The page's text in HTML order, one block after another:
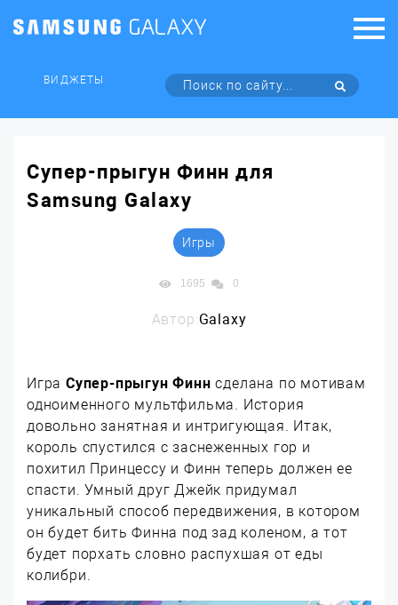
ВИДЖЕТЫ
Супер-прыгун Финн для
Samsung Galaxy
Игры
1695 0
Автор:Galaxy
Игра Супер-прыгун Финн сделана по мотивам
одноименного мультфильма. История
довольно занятная и интригующая. Итак,
король спустился с заснеженных гор и
похитил Принцессу и Финн теперь должен ее
спасти. Умный друг Джейк придумал
уникальный способ передвижения, в котором
он будет бить Финна под зад коленом, а тот
будет порхать словно распухшая от еды
колибри.